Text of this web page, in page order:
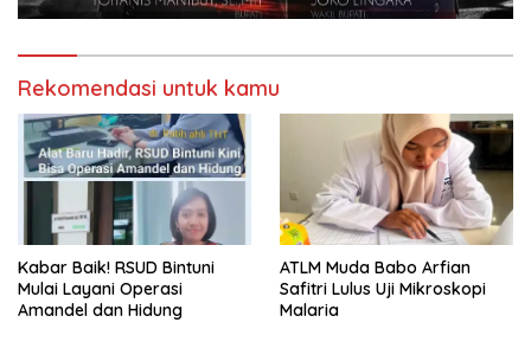
Rekomendasi untuk kamu
Kabar Baik! RSUD Bintuni
Mulai Layani Operasi
Amandel dan Hidung
ATLM Muda Babo Arfian
Safitri Lulus Uji Mikroskopi
Malaria